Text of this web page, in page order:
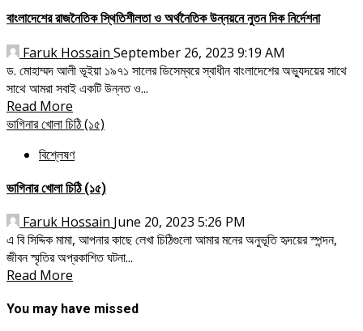
বাংলাদেশের রাজনৈতিক স্থিতিশীলতা ও অর্থনৈতিক উন্নয়নে নুতন দিক নির্দেশনা
Faruk Hossain September 26, 2023 9:19 AM
ড. মোহাম্মদ আলী ভূইয়া ১৯৭১ সালের ডিসেম্বরে স্বাধীন বাংলাদেশের অভ্যুদয়ের সাথে
সাথে আমরা সবাই একটি উন্নত ও...
Read More
ভাগিনার খোলা চিঠি (১৫)
বিশ্লেষণ
ভাগিনার খোলা চিঠি (১৫)
Faruk Hossain June 20, 2023 5:26 PM
এ বি সিদ্দিক মামা, আপনার কাছে লেখা চিঠিগুলো আমার মনের অনুভূতি হৃদয়ের স্পন্দন,
জীবন স্মৃতির অপ্রকাশিত ঘটনা...
Read More
You may have missed